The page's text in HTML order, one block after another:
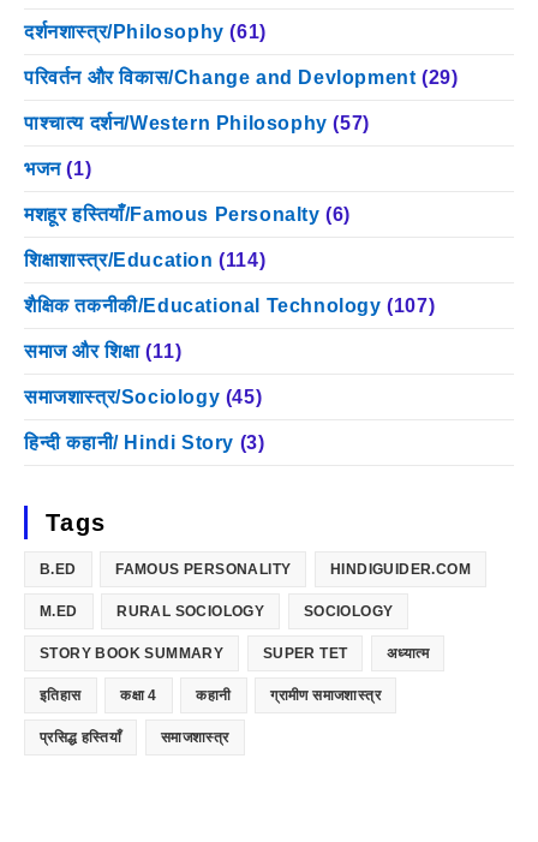
दर्शनशास्त्र/Philosophy (61)
परिवर्तन और विकास/Change and Devlopment (29)
पाश्चात्य दर्शन/Western Philosophy (57)
भजन (1)
मशहूर हस्तियाँ/Famous Personalty (6)
शिक्षाशास्त्र/Education (114)
शैक्षिक तकनीकी/Educational Technology (107)
समाज और शिक्षा (11)
समाजशास्त्र/Sociology (45)
हिन्दी कहानी/ Hindi Story (3)
Tags
B.ED FAMOUS PERSONALITY HINDIGUIDER.COM
M.ED RURAL SOCIOLOGY SOCIOLOGY
STORY BOOK SUMMARY SUPER TET अध्यात्म
इतिहास कक्षा 4 कहानी ग्रामीण समाजशास्त्र
प्रसिद्ध हस्तियाँ समाजशास्त्र